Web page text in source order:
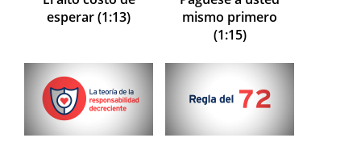
esperar (1:13)
mismo primero
(1:15)